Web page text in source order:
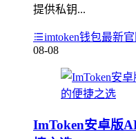
提供私钥...
imtoken钱包最新
08-08
ImToken安卓版